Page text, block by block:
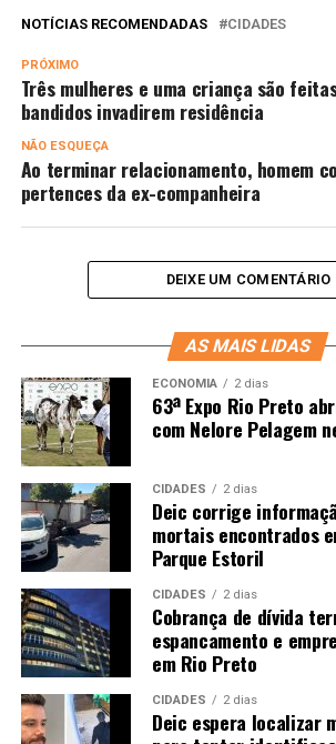
NOTÍCIAS RECOMENDADAS CIDADES
PRÓXIMO
Três mulheres e uma criança são
bandidos invadirem residência
NÃO ESQUEÇA
Ao terminar relacionamento, homem
pertences da ex-companheira
DEIXE UM COMENTÁRIO
AS MAIS LIDAS
ECONOMIA 2 dias
63ª Expo Rio Preto
com Nelore Pelagem
CIDADES 2 dias
Deic corrige
mortais encontrados
Parque Estoril
CIDADES 2 dias
Cobrança de dívida
espancamento e
em Rio Preto
CIDADES 2 dias
Deic espera localizar